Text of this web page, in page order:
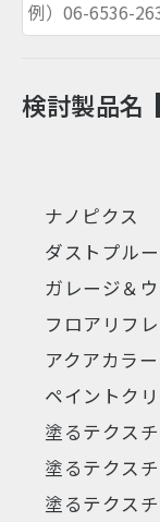
検討製品名
ナノピクス
ダストプル
ガレージ＆
フロアリフ
アクアカラ
ペイントク
塗るテクス
塗るテクス
塗るテクス